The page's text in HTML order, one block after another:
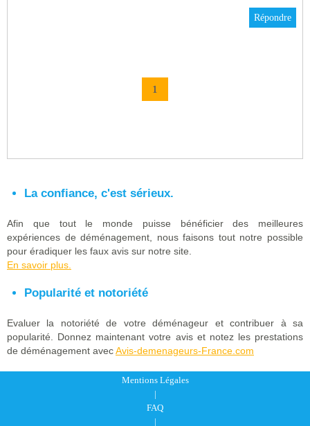
Répondre
1
La confiance, c'est sérieux.
Afin que tout le monde puisse bénéficier des meilleures
expériences de déménagement, nous faisons tout notre possible
pour éradiquer les faux avis sur notre site.
En savoir plus.
Popularité et notoriété
Evaluer la notoriété de votre déménageur et contribuer à sa
popularité. Donnez maintenant votre avis et notez les prestations
de déménagement avecAvis-demenageurs-France.com
Mentions Légales
|
FAQ
|